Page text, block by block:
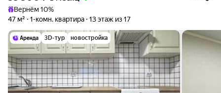
Вернём 10%
47 м²
1-комн. квартира 13 этаж из 17
3D-тур новостройка